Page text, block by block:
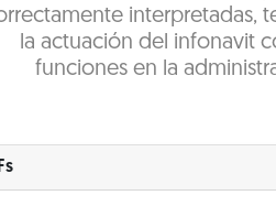
interpretadas,
la actuación del infonavit
funciones en la